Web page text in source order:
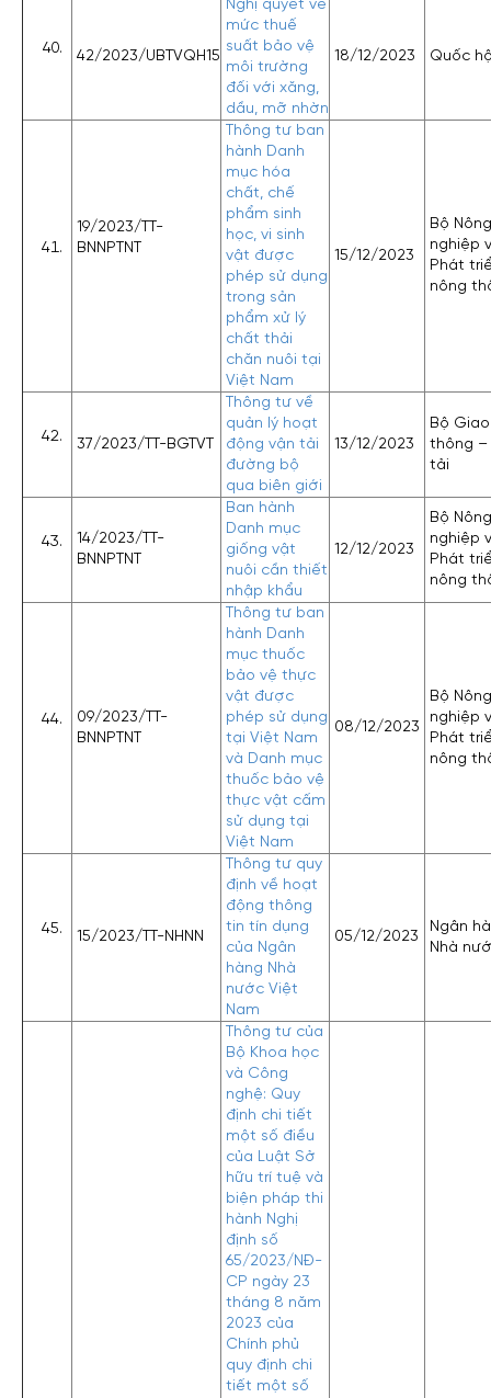
42/2023/UBTVQH15
Nghị quyết về
mức thuế
suất bảo vệ
môi trường
đối với xăng,
dầu, mỡ nhờn
18/12/2023 Quốc
19/2023/TT-
BNNPTNT
Thông tư ban
hành Danh
mục hóa
chất, chế
phẩm sinh
học, vi sinh
vật được
phép sử dụng
trong sản
phẩm xử lý
chất thải
chăn nuôi tại
Việt Nam
15/12/2023
Bộ Nông
nghiệp
Phát
nông
37/2023/TT-BGTVT
Thông tư về
quản lý hoạt
động vận tải
đường bộ
qua biên giới
13/12/2023
Bộ Giao
thông –
tải
14/2023/TT-
BNNPTNT
Ban hành
Danh mục
giống vật
nuôi cần thiết
nhập khẩu
12/12/2023
Bộ Nông
nghiệp
Phát
nông
09/2023/TT-
BNNPTNT
Thông tư ban
hành Danh
mục thuốc
bảo vệ thực
vật được
phép sử dụng
tại Việt Nam
và Danh mục
thuốc bảo vệ
thực vật cấm
sử dụng tại
Việt Nam
08/12/2023
Bộ Nông
nghiệp
Phát
nông
15/2023/TT-NHNN
Thông tư quy
định về hoạt
động thông
tin tín dụng
của Ngân
hàng Nhà
nước Việt
Nam
05/12/2023
Ngân
Nhà
Thông tư của
Bộ Khoa học
và Công
nghệ: Quy
định chi tiết
một số điều
của Luật Sở
hữu trí tuệ và
biện pháp thi
hành Nghị
định số
65/2023/NĐ-
CP ngày 23
tháng 8 năm
2023 của
Chính phủ
quy định chi
tiết một số